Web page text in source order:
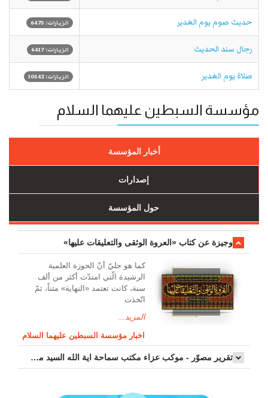
حديث صوم يوم الغدير الزيارات: 6475
رجال سند الحديث الزيارات: 6417
صلاة يوم الغدير الزيارات: 10542
مؤسسة السبطين عليهما السلام
أخبار المؤسسة
إصدارات
حول المؤسسة
وجیزة عن کتاب «العروة الوثقی والتعلیقات علیها»
کما هو جليّ أنّ الحوزة العلمیة
الرشیدة الّتي امتدّت أكثر من ألف
سنة، كانت تعتمد «النهاية» متناً، ثمّ
اتّخذت
المزيد...
اخبار مؤسسة السبطين عليهما السلام
تقرير مصوّر - موكب عزاء مکتب سماحة اية الله السيد مرتضى الموسوي الاصفهاني في يوم إستشهاد السيدة فاطم...